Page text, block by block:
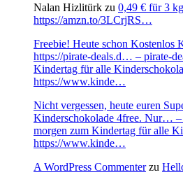
Nalan Hizlitürk zu 0,49 € für 3
https://amzn.to/3LCrjRS…
Freebie! Heute schon Kostenlos
https://pirate-deals.d… – pirate-
Kindertag für alle
https://www.kinde…
Nicht vergessen, heute euren
Kinderschokolade 4free. Nur… –
morgen zum Kindertag für alle
https://www.kinde…
A WordPress Commenterzu